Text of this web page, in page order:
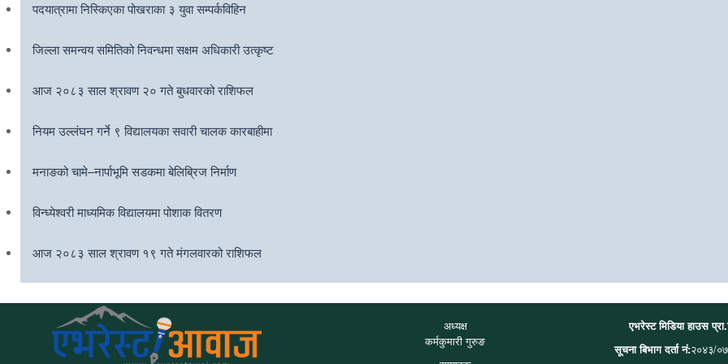
पदयात्रामा निस्किएका पोखराका ३ युवा सम्पर्कविहिन
जिल्ला समन्वय समितिको निवन्धमा सक्षम अधिकारी उत्कृष्ट
आज २०८३ साल श्रावण २० गते बुधवारको राशिफल
नियम उल्लंघन गर्ने ९ विद्यालयका सवारी चालक कारबाहीमा
मनाङको चामे–नार्पाभूमि सडकमा बेलिब्रिज निर्माण
विन्ध्येश्वरी माध्यमिक विद्यालयमा पोशाक वितरण
आज २०८३ साल श्रावण १९ गते मंगलवारको राशिफल
अध्यक्ष
कर्मकुमारी गुरुङ
एभरेस्ट मिडिया हाउस
सूचना बिभाग दर्ता नं:२०४३/